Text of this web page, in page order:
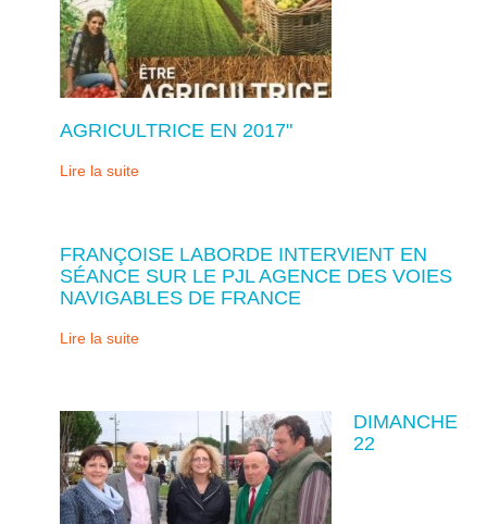
AGRICULTRICE EN 2017"
Lire la suite
FRANÇOISE LABORDE INTERVIENT EN
SÉANCE SUR LE PJL AGENCE DES VOIES
NAVIGABLES DE FRANCE
Lire la suite
DIMANCHE
22